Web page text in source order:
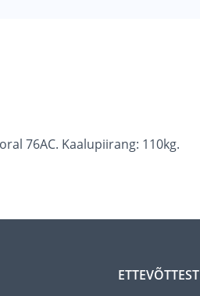
76AC. Kaalupiirang: 110kg.
ETTEVÕTTEST